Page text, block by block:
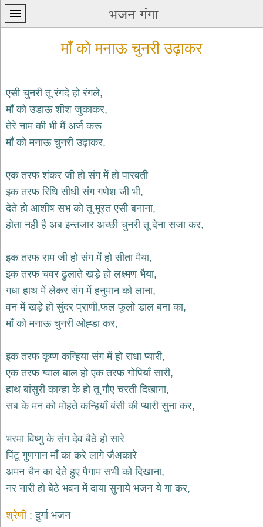
भजन गंगा
प्रथम
पन्ना
home
भजन
krishna
bhajans
शिव
भजन
हनुमान
भजन
bhajans
साईं
भजन
जैन
भजन
jain
bhajans
durga
bhajans
गणेश
भजन
ganesh
राम
माँ को मनाऊ चुनरी उढ़ाकर
एसी चुनरी तू रंगदे हो रंगले,
माँ को उडाऊ शीश जुकाकर,
तेरे नाम की भी मैं अर्ज करू
माँ को मनाऊ चुनरी उढ़ाकर,
एक तरफ शंकर जी हो संग में हो पारवती
इक तरफ रिधि सीधी संग गणेश जी भी,
देते हो आशीष सभ को तू मूरत एसी बनाना,
होता नही है अब इन्तजार अच्छी चुनरी तू देना सजा कर,
इक तरफ राम जी हो संग में हो सीता मैया,
इक तरफ चवर ढुलाते खड़े हो लक्ष्मण भैया,
गधा हाथ में लेकर संग में हनुमान को लाना,
वन में खड़े हो सुंदर प्राणी,फल फूलो डाल बना का,
माँ को मनाऊ चुनरी ओह्डा कर,
इक तरफ कृष्ण कन्हिया संग में हो राधा प्यारी,
एक तरफ ग्वाल बाल हो एक तरफ गोपियाँ सारी,
हाथ बांसुरी कान्हा के हो तू गौए चरती दिखाना,
सब के मन को मोहते कन्हियाँ बंसी की प्यारी सुना कर,
भरमा विष्णु के संग देव बैठे हो सारे
पिंटू गुणगान माँ का करे लागे जैअकारे
अमन चैन का देते हुए पैगाम सभी को दिखाना,
नर नारी हो बेठे भवन में दाया सुनाये भजन ये गा कर,
श्रेणी दुर्गा भजन